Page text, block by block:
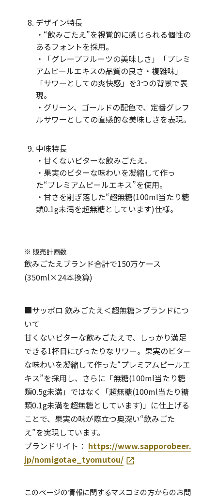
デザイン特長
・“飲みごたえ”を視覚的に感じられる個性の
あるフォントを採用。
・「グレープフルーツの美味しさ」「プレミ
アムピールエキスの品質の良さ・複雑味」
「サワーとしての爽快感」を3つの背景で表
現。
・グリーン、ゴールドの配色で、定番グレフ
ルサワーとしての直感的な美味しさを表現。
中味特長
・甘くないビターな飲みごたえ。
・果実のビターな味わいを凝縮して作っ
た“プレミアムピールエキス”を使用。
・甘さを削ぎ落した“超無糖(100ml当たり糖
類0.1g未満を超無糖としています)仕様。
販売計画数
飲みごたえブランド合計で150万ケース
(350ml×24本換算)
■サッポロ 飲みごたえ＜超無糖＞ブランドにつ
いて
甘くないビターな飲みごたえで、しっかり満足
できる1杯目にぴったりなサワー。果実のビター
な味わいを凝縮して作った“プレミアムピールエ
キス”を採用し、さらに「無糖(100ml当たり糖
類0.5g未満」ではなく「超無糖(100ml当たり糖
類0.1g未満を超無糖としています)」に仕上げる
ことで、果実の味が際立つ奥深い“飲みごた
え”を実現しています。
ブランドサイト： https://www.sapporobeer.
jp/nomigotae_tyomutou/
このページの情報に関するマスコミの方からのお問